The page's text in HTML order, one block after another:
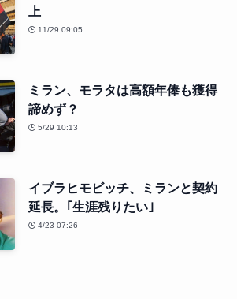
上
11/29 09:05
ミラン、モラタは高額年俸も獲得
諦めず？
5/29 10:13
イブラヒモビッチ、ミランと契約
延長。｢生涯残りたい｣
4/23 07:26